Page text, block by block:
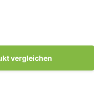
vergleichen